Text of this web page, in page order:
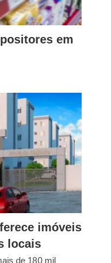
em
imóveis
locais
de 180 mil